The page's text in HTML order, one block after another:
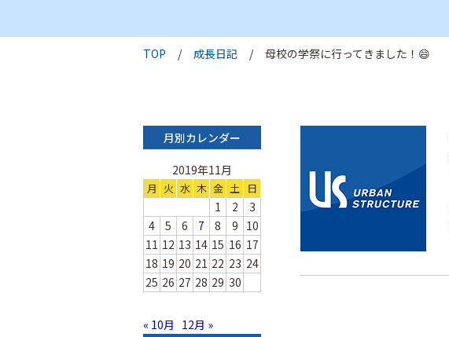
TOP 成長日記 母校の学祭に行ってきました！😄
月別カレンダー
2019年11月
月 火 水 木 金 土 日
1 2
3
4
5 6 7 8 9 10
11 12 13 14 15 16 17
18 19 20 21 22 23 24
25 26 27 28 29 30
« 10月 12月 »